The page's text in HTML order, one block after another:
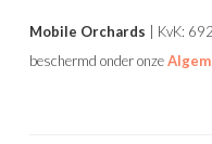
Mobile Orchards | KvK:
beschermd onder onze